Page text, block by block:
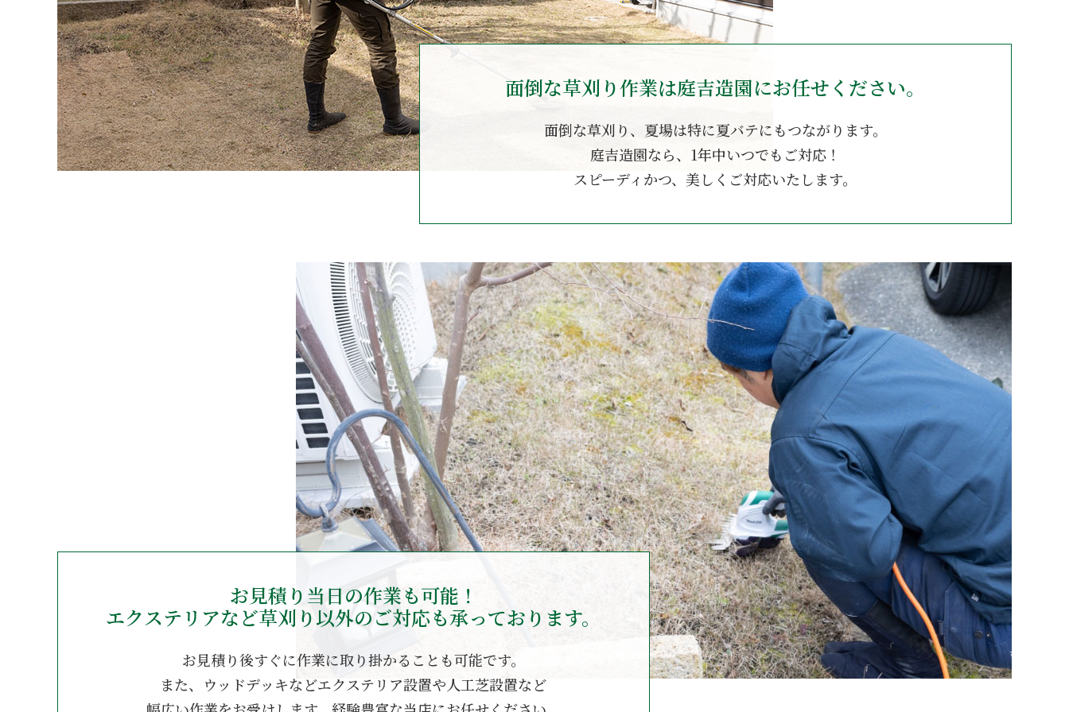
面倒な草刈り作業は庭吉造園にお任せください。
面倒な草刈り、夏場は特に夏バテにもつながります。
庭吉造園なら、1年中いつでもご対応！
スピーディかつ、美しくご対応いたします。
お見積り当日の作業も可能！
エクステリアなど草刈り以外のご対応も承っております。
お見積り後すぐに作業に取り掛かることも可能です。
また、ウッドデッキなどエクステリア設置や人工芝設置など